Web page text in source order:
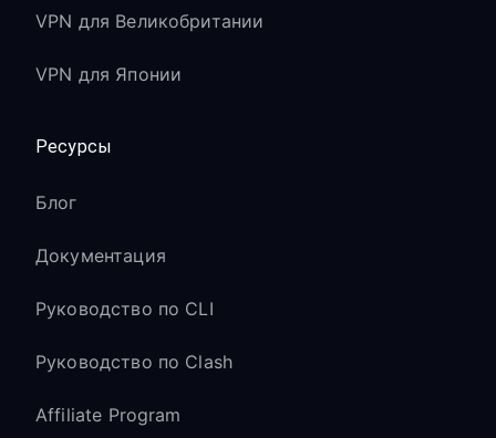
VPN для Великобритании
VPN для Японии
Ресурсы
Блог
Документация
Руководство по CLI
Руководство по Clash
Affiliate Program